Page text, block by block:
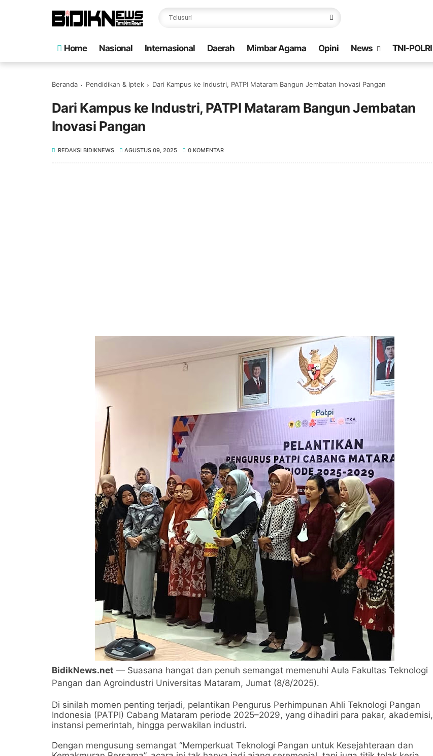
Home Nasional Internasional Daerah Mimbar Agama Opini News TNI-POLRI
Beranda Pendidikan & Iptek Dari Kampus ke Industri, PATPI Mataram Bangun Jembatan Inovasi Pangan
Dari Kampus ke Industri, PATPI Mataram Bangun Jembatan
Inovasi Pangan
REDAKSI BIDIKNEWS AGUSTUS 09, 2025 0 KOMENTAR
BidikNews.net — Suasana hangat dan penuh semangat memenuhi Aula Fakultas Teknologi
Pangan dan Agroindustri Universitas Mataram, Jumat (8/8/2025).
Di sinilah momen penting terjadi, pelantikan Pengurus Perhimpunan Ahli Teknologi Pangan
Indonesia (PATPI) Cabang Mataram periode 2025–2029, yang dihadiri para pakar, akademisi,
instansi pemerintah, hingga perwakilan industri.
Dengan mengusung semangat “Memperkuat Teknologi Pangan untuk Kesejahteraan dan